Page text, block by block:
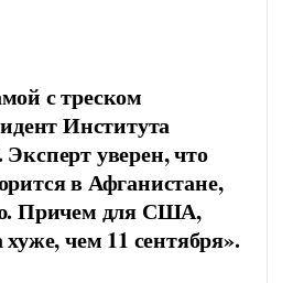
с треском
Института
уверен, что
в Афганистане,
Причем для США,
чем 11 сентября».